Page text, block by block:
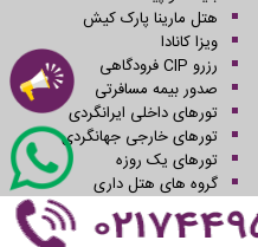
هتل مارینا پارک کیش
ویزا کانادا
رزرو CIP فرودگاهی
صدور بیمه مسافرتی
تورهای داخلی ایرانگردی
تورهای خارجی جهانگردی
تورهای یک روزه
گروه های هتل داری
سفرهای علاءالدین می باشد